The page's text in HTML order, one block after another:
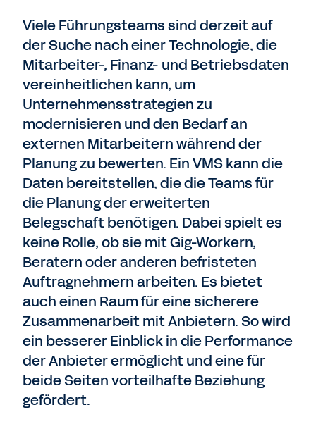
Viele Führungsteams sind derzeit auf
der Suche nach einer Technologie, die
Mitarbeiter-, Finanz- und Betriebsdaten
vereinheitlichen kann, um
Unternehmensstrategien zu
modernisieren und den Bedarf an
externen Mitarbeitern während der
Planung zu bewerten. Ein VMS kann die
Daten bereitstellen, die die Teams für
die Planung der erweiterten
Belegschaft benötigen. Dabei spielt es
keine Rolle, ob sie mit Gig-Workern,
Beratern oder anderen befristeten
Auftragnehmern arbeiten. Es bietet
auch einen Raum für eine sicherere
Zusammenarbeit mit Anbietern. So wird
ein besserer Einblick in die Performance
der Anbieter ermöglicht und eine für
beide Seiten vorteilhafte Beziehung
gefördert.